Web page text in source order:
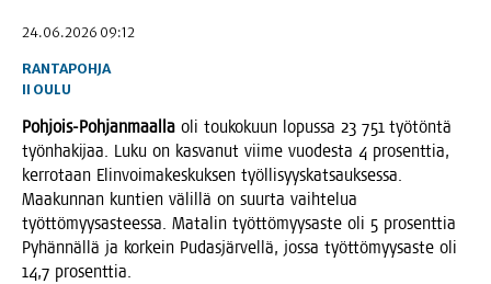
24.06.2026 09:12
RANTAPOHJA
II OULU
Poh­jois-Poh­jan­maal­la oli tou­ko­kuun lopus­sa 23 751 työ­tön­tä
työn­ha­ki­jaa. Luku on kas­va­nut vii­me vuo­des­ta 4 pro­sent­tia,
ker­ro­taan Elin­voi­ma­kes­kuk­sen työl­li­syys­kat­sauk­ses­sa.
Maa­kun­nan kun­tien välil­lä on suur­ta vaih­te­lua
työt­tö­myy­sas­tees­sa. Mata­lin työt­tö­myy­sas­te oli 5 pro­sent­tia
Pyhän­näl­lä ja kor­kein Pudas­jär­vel­lä, jos­sa työt­tö­myy­sas­te oli
14,7 prosenttia.